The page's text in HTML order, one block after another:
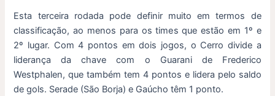
Esta terceira rodada pode definir muito em termos de
classificação, ao menos para os times que estão em 1º e
2º lugar. Com 4 pontos em dois jogos, o Cerro divide a
liderança da chave com o Guarani de Frederico
Westphalen, que também tem 4 pontos e lidera pelo saldo
de gols. Serade (São Borja) e Gaúcho têm 1 ponto.